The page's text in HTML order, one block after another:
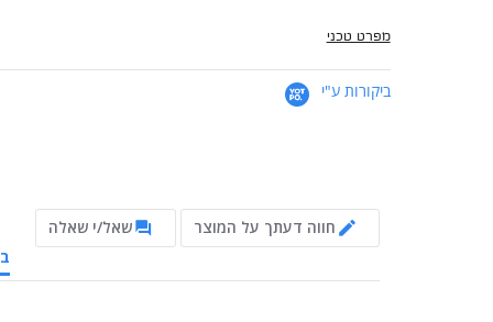
מפרט טכני
ביקורות ע"י
חווה דעתך על המוצר
שאל/י שאלה